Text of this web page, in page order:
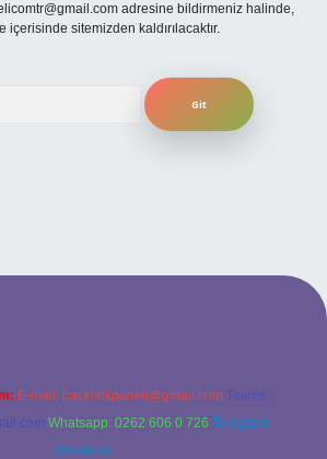
adresine bildirmeniz halinde,
sitemizden kaldırılacaktır.
E-mail: backlinkpaneli@gmail.com Teams:
Whatsapp: 0262 606 0 726 Telegram:
@karabul